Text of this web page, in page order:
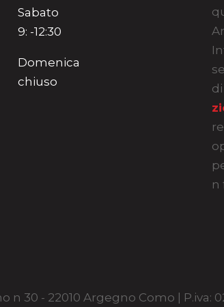
Sabato
9: -12:30
Domenica
chiuso
di
n
n 30 - 22010 Argegno Como | P.iva: